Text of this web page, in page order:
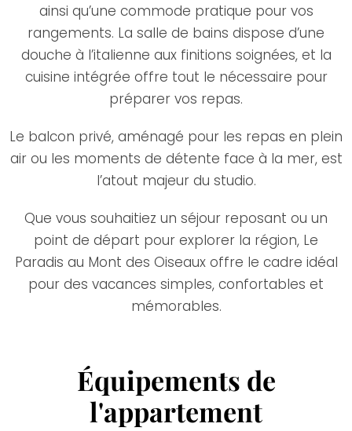
ainsi qu’une commode pratique pour vos
rangements. La salle de bains dispose d’une
douche à l’italienne aux finitions soignées, et la
cuisine intégrée offre tout le nécessaire pour
préparer vos repas.
Le balcon privé, aménagé pour les repas en plein
air ou les moments de détente face à la mer, est
l’atout majeur du studio.
Que vous souhaitiez un séjour reposant ou un
point de départ pour explorer la région, Le
Paradis au Mont des Oiseaux offre le cadre idéal
pour des vacances simples, confortables et
mémorables.
Équipements de
l'appartement